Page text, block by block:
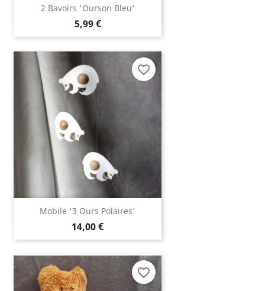
2 Bavoirs 'ourson Bleu'
5,99 €
Mobile '3 Ours Polaires'
14,00 €
favorite_border
favorite_border